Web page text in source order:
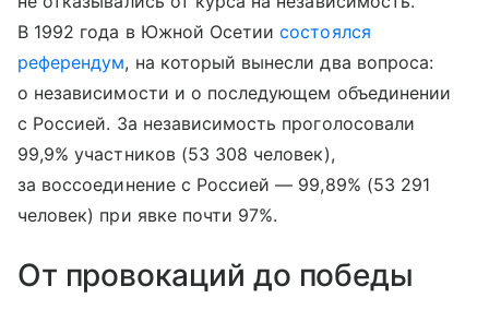
В 1992 года в Южной Осетиисостоялся
референдум, на который вынесли два вопроса:
о независимости и о последующем объединении
с Россией. За независимость проголосовали
99,9% участников (53 308 человек),
за воссоединение с Россией — 99,89% (53 291
человек) при явке почти 97%.
От провокаций до победы